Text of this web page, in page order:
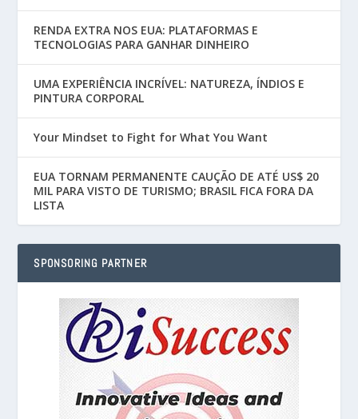
RENDA EXTRA NOS EUA: PLATAFORMAS E
TECNOLOGIAS PARA GANHAR DINHEIRO
UMA EXPERIÊNCIA INCRÍVEL: NATUREZA, ÍNDIOS E
PINTURA CORPORAL
Your Mindset to Fight for What You Want
EUA TORNAM PERMANENTE CAUÇÃO DE ATÉ US$ 20
MIL PARA VISTO DE TURISMO; BRASIL FICA FORA DA
LISTA
SPONSORING PARTNER